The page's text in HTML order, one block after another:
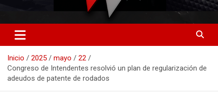
RO CONTENIDOS
Inicio 2025 mayo
22
Congreso de Intendentes resolvió un plan de regularización de
adeudos de patente de rodados